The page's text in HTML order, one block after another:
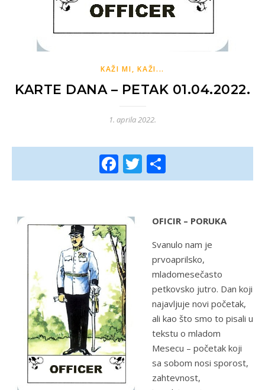
KAŽI MI, KAŽI...
KARTE DANA – PETAK 01.04.2022.
1. aprila 2022.
Facebook
Twitter
OFICIR – PORUKA
Svanulo nam je
prvoaprilsko,
mladomesečasto
petkovsko jutro. Dan koji
najavljuje novi početak,
ali kao što smo to pisali u
tekstu o mladom
Mesecu – početak koji
sa sobom nosi sporost,
zahtevnost,